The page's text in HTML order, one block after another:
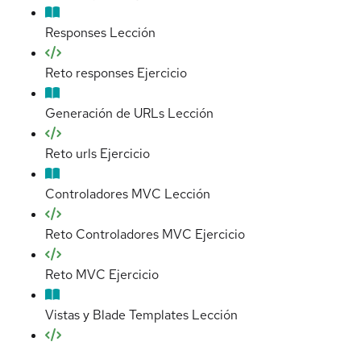
Responses Lección
Reto responses Ejercicio
Generación de URLs Lección
Reto urls Ejercicio
Controladores MVC Lección
Reto Controladores MVC Ejercicio
Reto MVC Ejercicio
Vistas y Blade Templates Lección